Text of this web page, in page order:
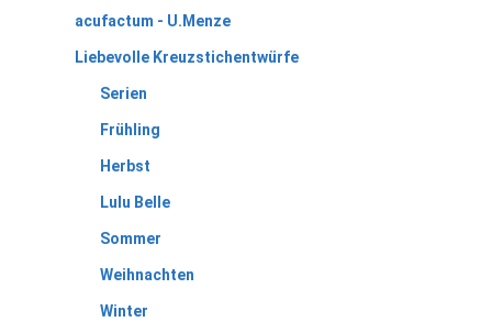
acufactum - U.Menze
Liebevolle Kreuzstichentwürfe
Serien
Frühling
Herbst
Lulu Belle
Sommer
Weihnachten
Winter